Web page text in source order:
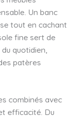
Un banc
tout en cachant
fine sert de
quotidien,
patères
combinés avec
efficacité. Du